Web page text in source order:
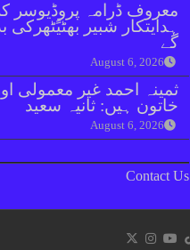
معروف ڈرامہ پروڈیوسر
ہدایتکار شبیر
گے
August 6, 2026
ثمینہ احمد غیر معمولی
خاتون ہیں: ثانیہ سعید
August 6, 2026
Contact Us